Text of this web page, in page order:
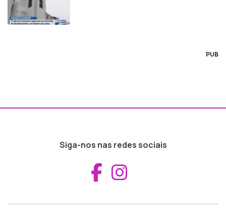
PUB
Siga-nos nas redes sociais
Aceder ao